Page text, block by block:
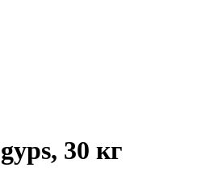
30 кг